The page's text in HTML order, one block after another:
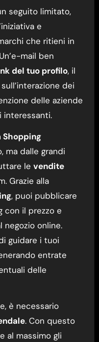
seguito limitato,
e
che ritieni in
mail ben
del tuo profilo, il
dei
delle aziende
interessanti.
ma dalle grandi
le vendite
Grazie alla
, puoi pubblicare
con il prezzo e
negozio online.
guidare i tuoi
entrate
delle
è necessario
. Con questo
al massimo gli